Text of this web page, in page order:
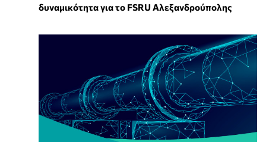
δυναμικότητα για το FSRU Αλεξανδρούπολης